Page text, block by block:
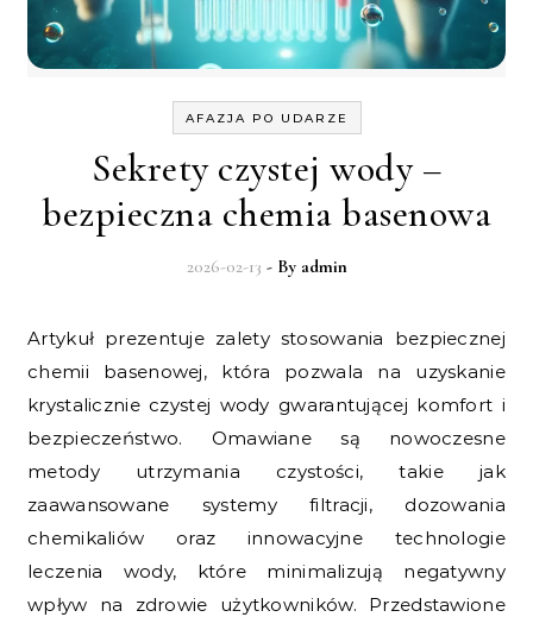
AFAZJA PO UDARZE
Sekrety czystej wody –
bezpieczna chemia basenowa
2026-02-13 - By admin
Artykuł prezentuje zalety stosowania bezpiecznej
chemii basenowej, która pozwala na uzyskanie
krystalicznie czystej wody gwarantującej komfort i
bezpieczeństwo. Omawiane są nowoczesne
metody utrzymania czystości, takie jak
zaawansowane systemy filtracji, dozowania
chemikaliów oraz innowacyjne technologie
leczenia wody, które minimalizują negatywny
wpływ na zdrowie użytkowników. Przedstawione